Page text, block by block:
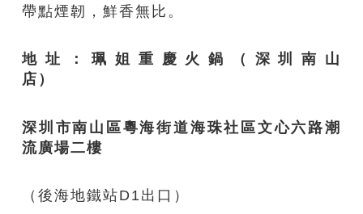
帶點煙韌，鮮香無比。
地址：珮姐重慶火鍋（深圳南山
店）
深圳市南山區粵海街道海珠社區文心六路潮
流廣場二樓
（後海地鐵站D1出口）